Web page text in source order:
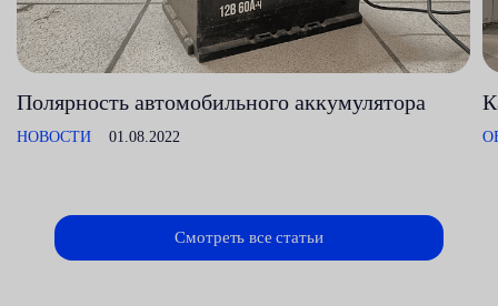
Полярность автомобильного аккумулятора
НОВОСТИ 01.08.2022
Смотреть все статьи